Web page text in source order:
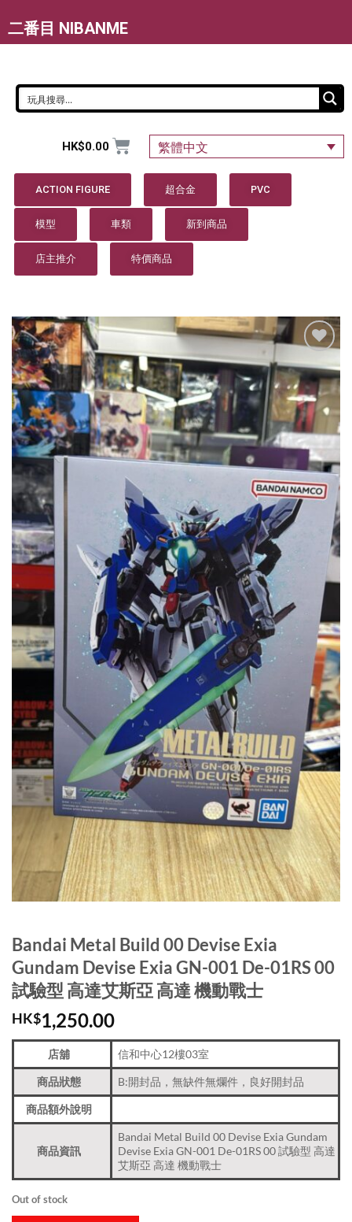
二番目 NIBANME
HK$0.00 繁體中文
ACTION FIGURE 超合金 PVC
模型 車類 新到商品
店主推介 特價商品
Bandai Metal Build 00 Devise Exia
Gundam Devise Exia GN-001 De-01RS 00
試驗型 高達艾斯亞 高達 機動戰士
HK$1,250.00
店舖 信和中心12樓03室
商品狀態 B:開封品，無缺件無爛件，良好開封品
商品額外說明
商品資訊
Bandai Metal Build 00 Devise Exia Gundam
Devise Exia GN-001 De-01RS 00 試驗型 高達
艾斯亞 高達 機動戰士
Out of stock